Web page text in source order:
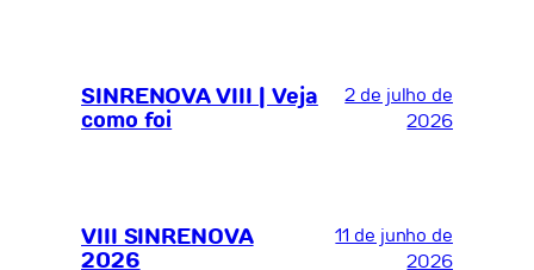
SINRENOVA VIII | Veja
como foi
2 de julho de
2026
VIII SINRENOVA
2026
11 de junho de
2026